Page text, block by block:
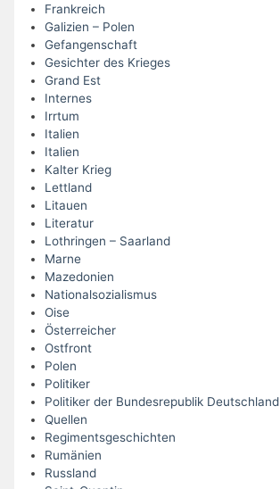
Frankreich
Galizien – Polen
Gefangenschaft
Gesichter des Krieges
Grand Est
Internes
Irrtum
Italien
Italien
Kalter Krieg
Lettland
Litauen
Literatur
Lothringen – Saarland
Marne
Mazedonien
Nationalsozialismus
Oise
Österreicher
Ostfront
Polen
Politiker
Politiker der Bundesrepublik Deutschland
Quellen
Regimentsgeschichten
Rumänien
Russland